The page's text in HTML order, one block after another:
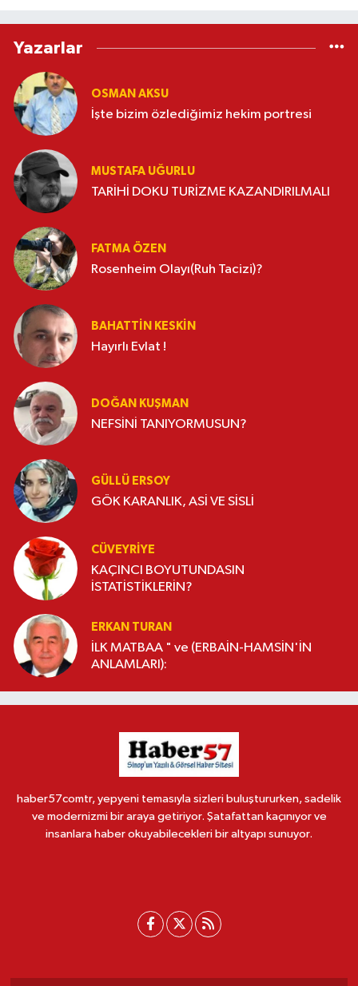
Yazarlar
OSMAN AKSU
İşte bizim özlediğimiz hekim portresi
MUSTAFA UĞURLU
TARİHİ DOKU TURİZME KAZANDIRILMALI
FATMA ÖZEN
Rosenheim Olayı(Ruh Tacizi)?
BAHATTIN KESKİN
Hayırlı Evlat !
DOĞAN KUŞMAN
NEFSİNİ TANIYORMUSUN?
GÜLLÜ ERSOY
GÖK KARANLIK, ASİ VE SİSLİ
CÜVEYRIYE
KAÇINCI BOYUTUNDASIN
İSTATİSTİKLERİN?
ERKAN TURAN
İLK MATBAA " ve (ERBAİN-HAMSİN'İN
ANLAMLARI):
haber57comtr, yepyeni temasıyla sizleri buluştururken, sadelik
ve modernizmi bir araya getiriyor. Şatafattan kaçınıyor ve
insanlara haber okuyabilecekleri bir altyapı sunuyor.